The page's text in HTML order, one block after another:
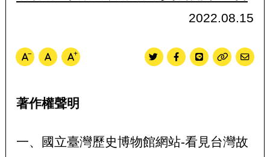
2022.08.15
文字尺寸縮小
文字尺寸正常
文字尺寸放大 Twitter分享Facebook分享
Line分享複製 寄送
著作權聲明
一、國立臺灣歷史博物館網站-看見台灣故